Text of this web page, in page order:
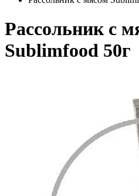
Рассольник с
Sublimfood 50г